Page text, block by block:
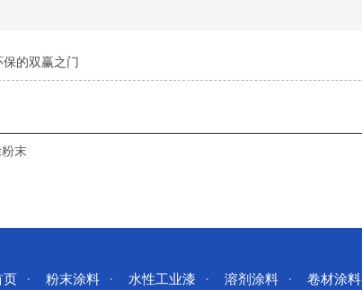
的双赢之门
末
页 粉末涂料 水性工业漆 溶剂涂料 卷材涂料